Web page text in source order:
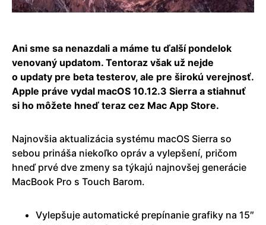
Ani sme sa nenazdali a máme tu ďalší pondelok
venovaný updatom. Tentoraz však už nejde
o updaty pre beta testerov, ale pre širokú verejnosť.
Apple práve vydal macOS 10.12.3 Sierra a stiahnuť
si ho môžete hneď teraz cez Mac App Store.
Najnovšia aktualizácia systému macOS Sierra so
sebou prináša niekoľko opráv a vylepšení, pričom
hneď prvé dve zmeny sa týkajú najnovšej generácie
MacBook Pro s Touch Barom.
Vylepšuje automatické prepínanie grafiky na 15″